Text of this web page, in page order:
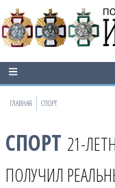
ГЛАВНАЯ СПОРТ
СПОРТ 21-
ПОЛУЧИЛ